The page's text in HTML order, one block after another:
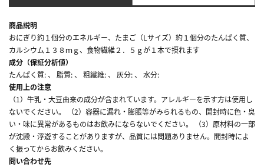
商品説明
おにぎり約１個分のエネルギー、たまご（Lサイズ）約１個分のたんぱく質、
カルシウム１３８ｍｇ、食物繊維２．５ｇが１本で摂れます
成分（保証分析値）
たんぱく質: 、 脂質: 、 粗繊維: 、 灰分: 、 水分:
使用上の注意
（1）牛乳・大豆由来の成分が含まれています。アレルギーを示す方は使用し
ないでください。 （2）容器に漏れ・膨脹等がみられるもの、開封時に色・臭
い・味に異常があるものはお飲みにならないでください。 （3）原材料の一部
が沈殿・浮遊することがありますが、品質には問題ありません。開封時によ
く振ってからお飲みください。
問い合わせ先